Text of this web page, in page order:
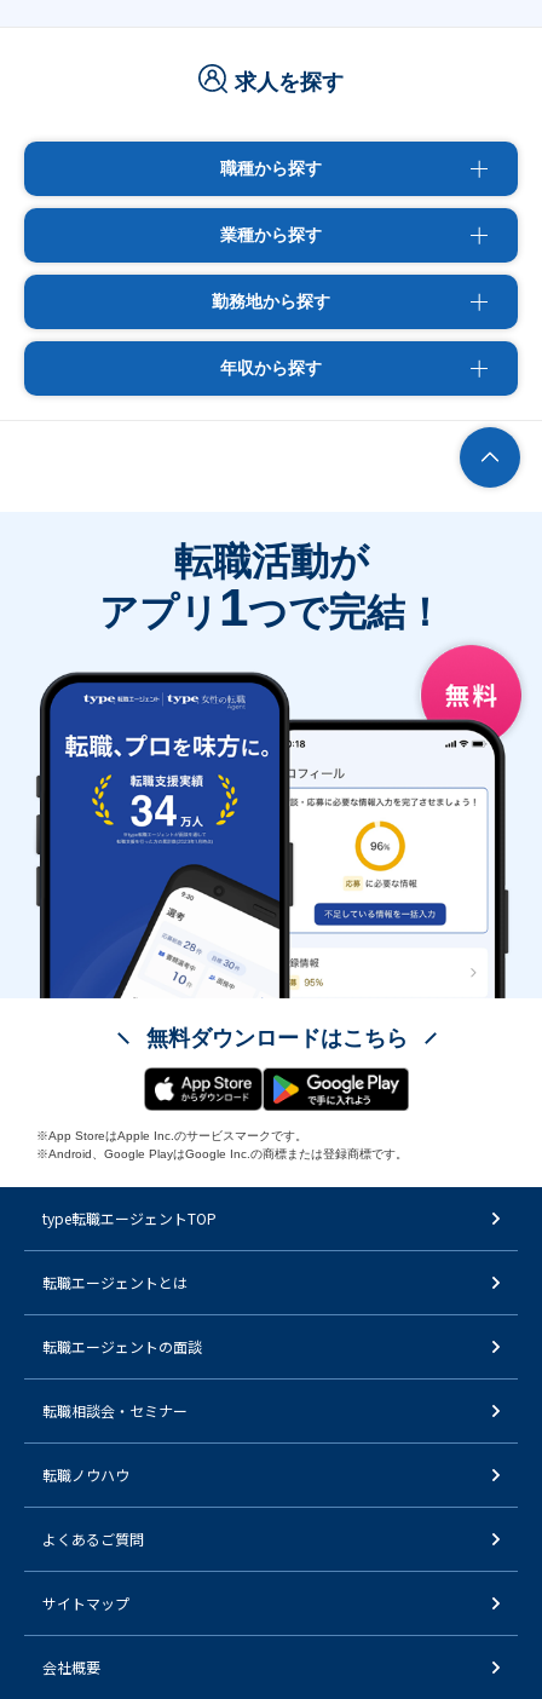
求人を探す
職種から探す
業種から探す
勤務地から探す
年収から探す
転職活動が
アプリ 1つで完結！
無料ダウンロードはこちら
※App StoreはApple Inc.のサービスマークです。
※Android、Google PlayはGoogle Inc.の商標または登録商標です。
type転職エージェントTOP
転職エージェントとは
転職エージェントの面談
転職相談会・セミナー
転職ノウハウ
よくあるご質問
サイトマップ
会社概要